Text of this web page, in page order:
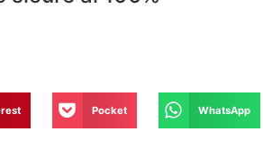
Pocket WhatsApp